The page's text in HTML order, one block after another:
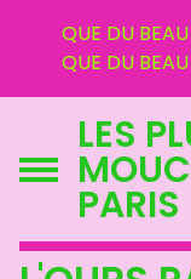
QUE DU
QUE DU
LES
PARIS